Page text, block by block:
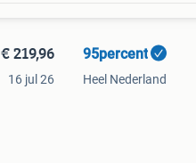
€ 219,96
16 jul 26
95percent
Heel Nederland